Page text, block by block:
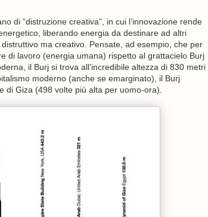
di “distruzione creativa”, in cui l’innovazione rende
liberando energia da destinare ad altri
ma creativo. Pensate, ad esempio, che per
di lavoro (energia umana) rispetto al grattacielo Burj
il Burj si trova all’incredibile altezza di 830 metri
moderno (anche se emarginato), il Burj
di Giza (498 volte più alta per uomo-ora).